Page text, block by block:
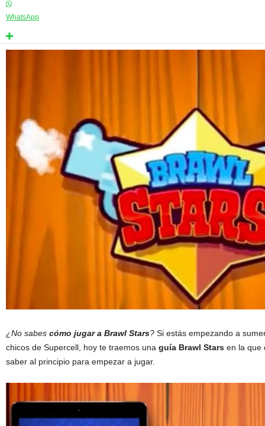
WhatsApp
¿No sabes cómo jugar a Brawl Stars? Si estás empezando a
chicos de Supercell, hoy te traemos una guía Brawl Stars en la que
saber al principio para empezar a jugar.